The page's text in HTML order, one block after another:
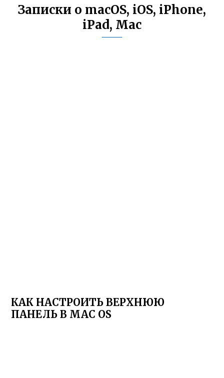
Записки о macOS, iOS, iPhone,
iPad, Mac
КАК НАСТРОИТЬ ВЕРХНЮЮ
ПАНЕЛЬ В MAC OS